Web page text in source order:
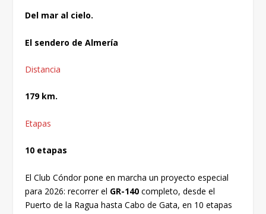
Del mar al cielo.
El sendero de Almería
Distancia
179 km.
Etapas
10 etapas
El Club Cóndor pone en marcha un proyecto especial
para 2026: recorrer el GR-140 completo, desde el
Puerto de la Ragua hasta Cabo de Gata, en 10 etapas